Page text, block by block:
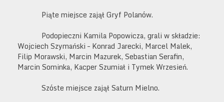
Piąte miejsce zajął Gryf Polanów.
Podopieczni Kamila Popowicza, grali w składzie:
Wojciech Szymański – Konrad Jarecki, Marcel Malek,
Filip Morawski, Marcin Mazurek, Sebastian Serafin,
Marcin Sominka, Kacper Szumiał i Tymek Wrzesień.
Szóste miejsce zajął Saturn Mielno.